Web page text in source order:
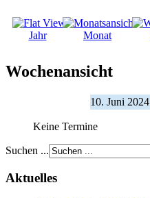
Jahr Monat
Wochenansicht
10. Juni
Keine Termine
Suchen ...
Aktuelles